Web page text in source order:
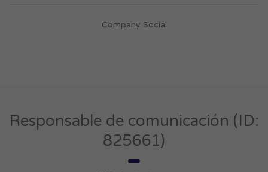
Company Social
Responsable de comunicación (ID:
825661)